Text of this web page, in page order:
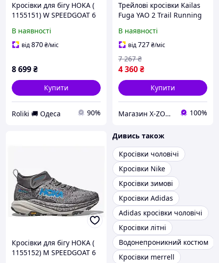
Кросівки для бігу HOKA (
1155151) W SPEEDGOAT 6
В наявності
від870₴/міс
8 699₴
Купити
Roliki 🚚 Одеса 90%
Трейлові кросівки Kailas
Fuga YAO 2 Trail Running
Gray/Black (KS2413118)
В наявності
від727₴/міс
4 360₴
7 267 ₴
Купити
Магазин X-ZONE 100%
Кросівки для бігу HOKA (
1155152) M SPEEDGOAT 6
Дивись також
Кросівки чоловічі
Кросівки Nike
Кросівки зимові
Кросівки Adidas
Adidas кросівки чоловічі
Кросівки літні
Водонепроникний костюм
Кросівки merrell